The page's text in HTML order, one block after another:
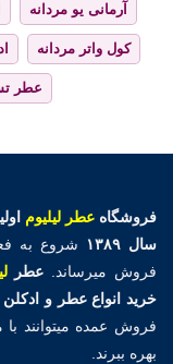
آرمانی یو مردانه
کول واتر مردانه
عطر
فروشگاهعطر لیلیوم
سال ۱۳۸۹
شروع به
فروش میرساند. عطر
خرید انواع عطر و
فروش عمده میتوانند با
بهره ببرند.